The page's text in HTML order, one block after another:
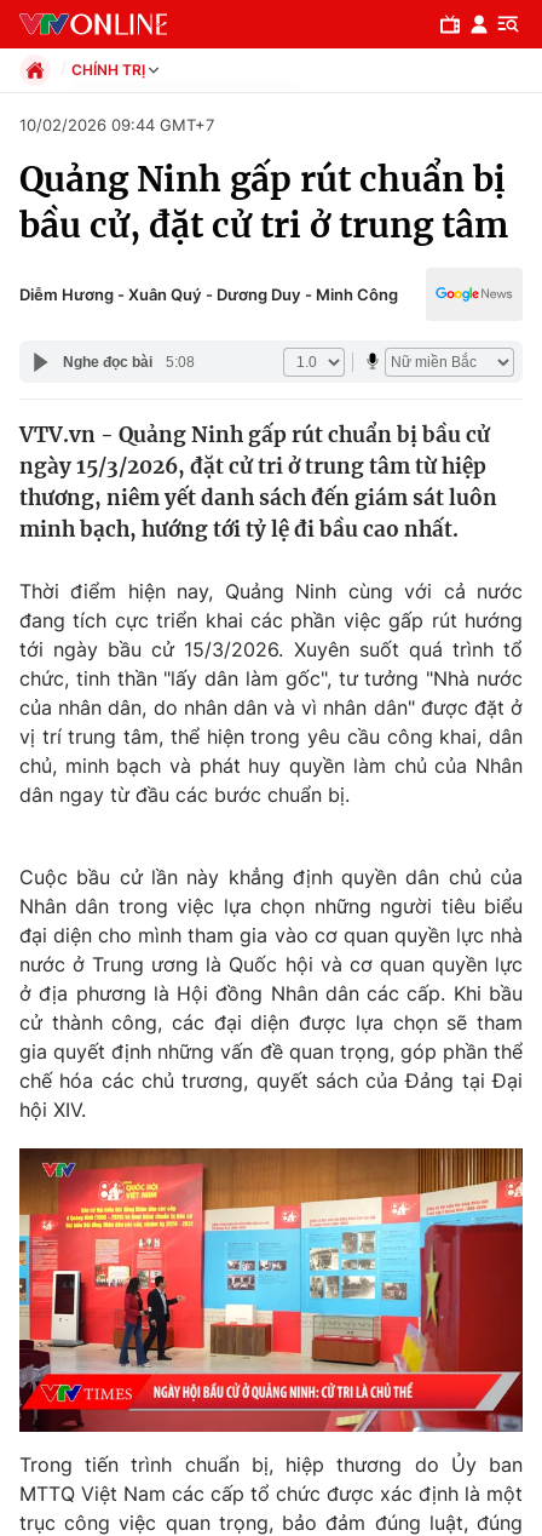
Chuyên mục
Chính trị
Y tế
Thế giới
Thế giới đó đây
Câu chuyện quốc tế
Kinh tế
Tài chính
Thị trường
Góc doanh nghiệp
Dữ liệu và đời sống
Truyền hình
Phim VTV
Nhân vật
Khán giả
Giải sao mai
Giải trí
Âm nhạc
Sao
Đời sống
Du lịch
Làm đẹp
Chất lượng cuộc sống
Giáo dục
Tuyển sinh
Học trực tuyến
Công nghệ
Hitech Công nghệ tương lai
Sản phẩm
Thị trường
Tư vấn
Giao lưu trực tuyến
Lịch phát sóng
Chuyên mục khác
Emagazine Podcast
Photo Infographic
Video Shorts video
VTV Money VTV Thể thao
CHÍNH TRỊ
Xã hội
Pháp luật
Kinh tế
Thể thao
Văn hóa - Giải trí
Đời sống
Giáo dục
10/02/2026 09:44 GMT+7
Quảng Ninh gấp rút chuẩn bị
bầu cử, đặt cử tri ở trung tâm
Diễm Hương - Xuân Quý - Dương Duy - Minh Công
Nghe đọc bài 5:08
VTV.vn - Quảng Ninh gấp rút chuẩn bị bầu cử
ngày 15/3/2026, đặt cử tri ở trung tâm từ hiệp
thương, niêm yết danh sách đến giám sát luôn
minh bạch, hướng tới tỷ lệ đi bầu cao nhất.
Thời điểm hiện nay, Quảng Ninh cùng với cả nước
đang tích cực triển khai các phần việc gấp rút hướng
tới ngày bầu cử 15/3/2026. Xuyên suốt quá trình tổ
chức, tinh thần "lấy dân làm gốc", tư tưởng "Nhà nước
của nhân dân, do nhân dân và vì nhân dân" được đặt ở
vị trí trung tâm, thể hiện trong yêu cầu công khai, dân
chủ, minh bạch và phát huy quyền làm chủ của Nhân
dân ngay từ đầu các bước chuẩn bị.
Cuộc bầu cử lần này khẳng định quyền dân chủ của
Nhân dân trong việc lựa chọn những người tiêu biểu
đại diện cho mình tham gia vào cơ quan quyền lực nhà
nước ở Trung ương là Quốc hội và cơ quan quyền lực
ở địa phương là Hội đồng Nhân dân các cấp. Khi bầu
cử thành công, các đại diện được lựa chọn sẽ tham
gia quyết định những vấn đề quan trọng, góp phần thể
chế hóa các chủ trương, quyết sách của Đảng tại Đại
hội XIV.
Trong tiến trình chuẩn bị, hiệp thương do Ủy ban
MTTQ Việt Nam các cấp tổ chức được xác định là một
trục công việc quan trọng, bảo đảm đúng luật, đúng